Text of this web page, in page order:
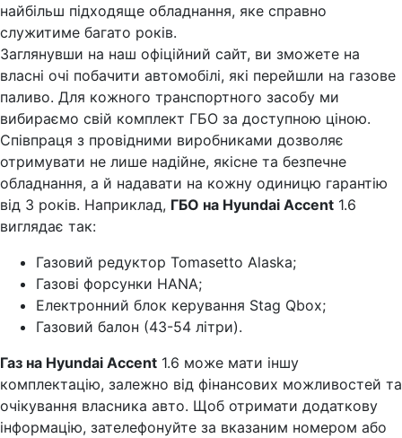
найбільш підходяще обладнання, яке справно
служитиме багато років.
Заглянувши на наш офіційний сайт, ви зможете на
власні очі побачити автомобілі, які перейшли на газове
паливо. Для кожного транспортного засобу ми
вибираємо свій комплект ГБО за доступною ціною.
Співпраця з провідними виробниками дозволяє
отримувати не лише надійне, якісне та безпечне
обладнання, а й надавати на кожну одиницю гарантію
від 3 років. Наприклад, ГБО на Hyundai Accent 1.6
виглядає так:
Газовий редуктор Tomasetto Alaska;
Газові форсунки HANA;
Електронний блок керування Stag Qbox;
Газовий балон (43-54 літри).
Газ на Hyundai Accent 1.6 може мати іншу
комплектацію, залежно від фінансових можливостей та
очікування власника авто. Щоб отримати додаткову
інформацію, зателефонуйте за вказаним номером або